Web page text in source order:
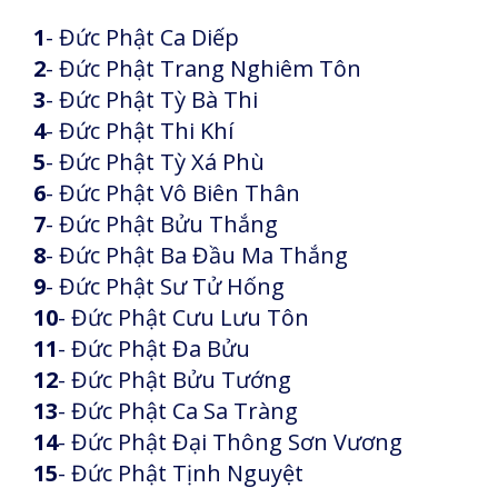
1- Đức Phật Ca Diếp
2- Đức Phật Trang Nghiêm Tôn
3- Đức Phật Tỳ Bà Thi
4- Đức Phật Thi Khí
5- Đức Phật Tỳ Xá Phù
6- Đức Phật Vô Biên Thân
7- Đức Phật Bửu Thắng
8- Đức Phật Ba Đầu Ma Thắng
9- Đức Phật Sư Tử Hống
10- Đức Phật Cưu Lưu Tôn
11- Đức Phật Đa Bửu
12- Đức Phật Bửu Tướng
13- Đức Phật Ca Sa Tràng
14- Đức Phật Đại Thông Sơn Vương
15- Đức Phật Tịnh Nguyệt